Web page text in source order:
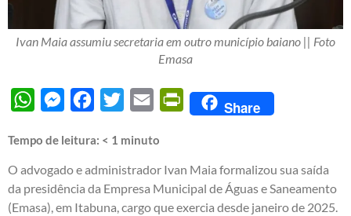
Ivan Maia assumiu secretaria em outro município baiano || Foto
Emasa
WhatsAppMessengerFacebook
Twitter Email PrintFriendly
Share
Tempo de leitura: < 1 minuto
O advogado e administrador Ivan Maia formalizou sua saída
da presidência da Empresa Municipal de Águas e Saneamento
(Emasa), em Itabuna, cargo que exercia desde janeiro de 2025.